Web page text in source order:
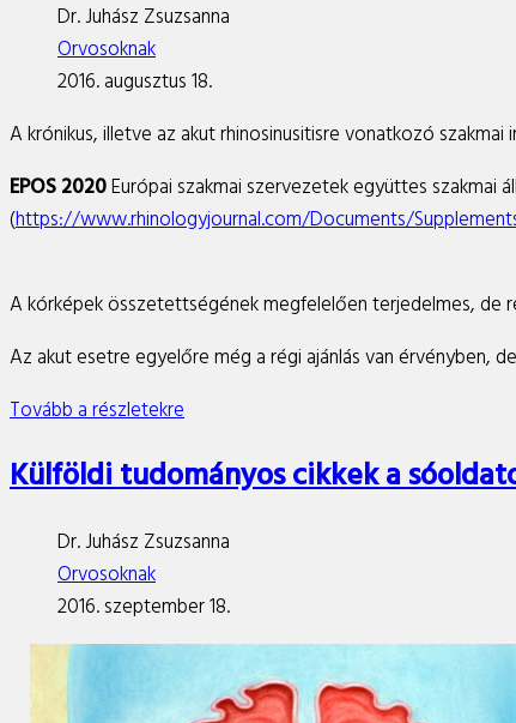
Dr. Juhász Zsuzsanna
Orvosoknak
2016. augusztus 18.
A krónikus, illetve az akut rhinosinusitisre vonatkozó
EPOS 2020Európai szakmai szervezetek együttes szakmai
(https://www.rhinologyjournal.com/Documents/
A kórképek összetettségének megfelelően terjedelmes, de
Az akut esetre egyelőre még a régi ajánlás van érvényben,
Tovább a részletekre
Külföldi tudományos cikkek a
Dr. Juhász Zsuzsanna
Orvosoknak
2016. szeptember 18.